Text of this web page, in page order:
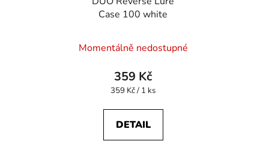
Case 100 white
Momentálně nedostupné
359 Kč
Měrná
359 Kč / 1 ks
DETAIL